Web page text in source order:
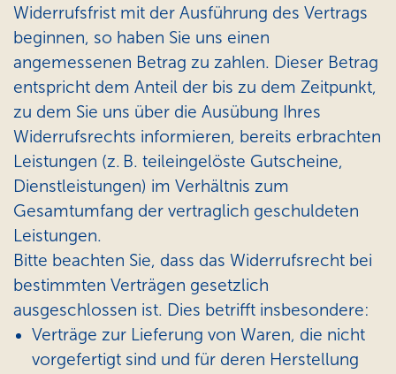
Widerrufsfrist mit der Ausführung des Vertrags
beginnen, so haben Sie uns einen
angemessenen Betrag zu zahlen. Dieser Betrag
entspricht dem Anteil der bis zu dem Zeitpunkt,
zu dem Sie uns über die Ausübung Ihres
Widerrufsrechts informieren, bereits erbrachten
Leistungen (z. B. teileingelöste Gutscheine,
Dienstleistungen) im Verhältnis zum
Gesamtumfang der vertraglich geschuldeten
Leistungen.
Bitte beachten Sie, dass das Widerrufsrecht bei
bestimmten Verträgen gesetzlich
ausgeschlossen ist. Dies betrifft insbesondere:
Verträge zur Lieferung von Waren, die nicht
vorgefertigt sind und für deren Herstellung